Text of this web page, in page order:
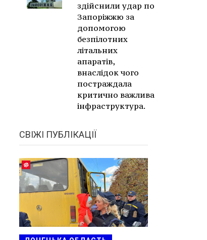
здійснили удар по
Запоріжжю за
допомогою
безпілотних
літальних
апаратів,
внаслідок чого
постраждала
критично важлива
інфраструктура.
СВІЖІ ПУБЛІКАЦІЇ